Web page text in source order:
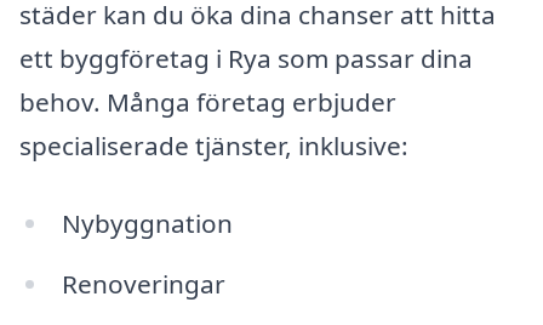
städer kan du öka dina chanser att hitta
ett byggföretag i Rya som passar dina
behov. Många företag erbjuder
specialiserade tjänster, inklusive:
Nybyggnation
Renoveringar